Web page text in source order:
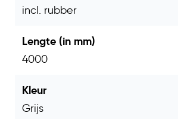
incl. rubber
Lengte (in mm)
4000
Kleur
Grijs